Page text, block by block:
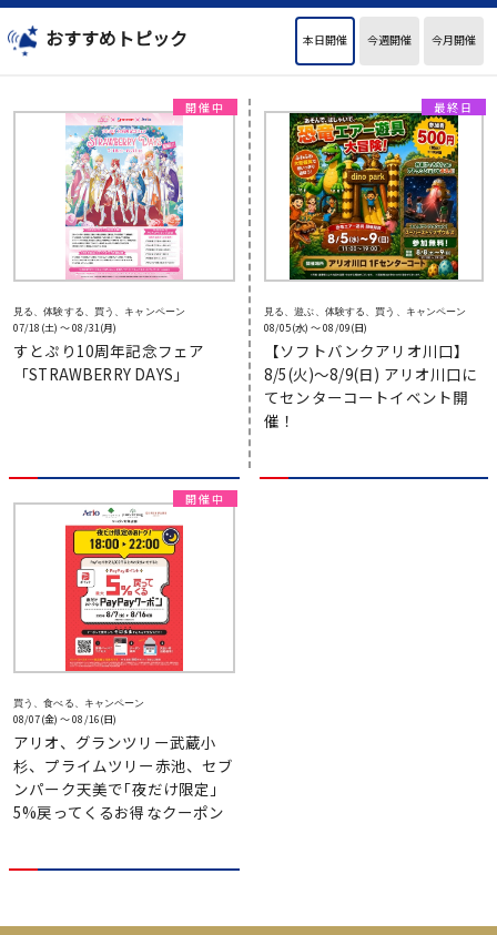
おすすめトピック 本日開催 今週開催 今月開催
見る、体験する、買う、キャンペーン
07/18(土) 〜 08/31(月)
すとぷり10周年記念フェア
「STRAWBERRY DAYS」
見る、遊ぶ、体験する、買う、キャンペーン
08/05(水) 〜 08/09(日)
【ソフトバンクアリオ川口】
8/5(火)～8/9(日) アリオ川口に
てセンターコートイベント開
催！
買う、食べる、キャンペーン
08/07(金) 〜 08/16(日)
アリオ、グランツリー武蔵小
杉、プライムツリー赤池、セブ
ンパーク天美で｢夜だけ限定｣
5%戻ってくるお得なクーポン